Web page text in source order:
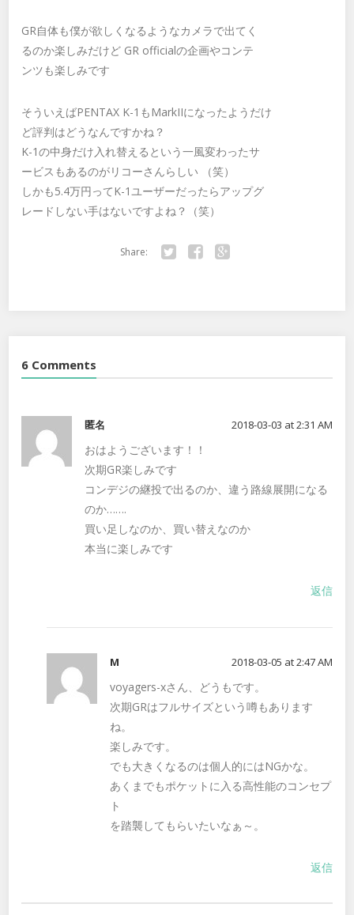
GR自体も僕が欲しくなるようなカメラで出てく
るのか楽しみだけど GR officialの企画やコンテ
ンツも楽しみです
そういえばPENTAX K-1もMarkIIになったようだけ
ど評判はどうなんですかね？
K-1の中身だけ入れ替えるという一風変わったサ
ービスもあるのがリコーさんらしい （笑）
しかも5.4万円ってK-1ユーザーだったらアップグ
レードしない手はないですよね？（笑）
Share:
6 Comments
匿名 2018-03-03 at 2:31 AM
おはようございます！！
次期GR楽しみです
コンデジの継投で出るのか、違う路線展開になる
のか…….
買い足しなのか、買い替えなのか
本当に楽しみです
返信
M 2018-03-05 at 2:47 AM
voyagers-xさん、どうもです。
次期GRはフルサイズという噂もあります
ね。
楽しみです。
でも大きくなるのは個人的にはNGかな。
あくまでもポケットに入る高性能のコンセプ
ト
を踏襲してもらいたいなぁ～。
返信